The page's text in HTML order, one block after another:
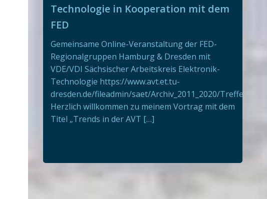
Technologie in Kooperation mit dem
FED
Gemeinsame Online-Veranstaltung der FED-
Regionalgruppen Hamburg & Dresden mit
VDE/VDI Sächsischer Arbeitskreis Elektronik-
Technologie https://www.avt.et.tu-
dresden.de/fileadmin/saet/Archiv_2011_2020/Treffen77/
Herzlich willkommen zu meinem Vortrag mit dem
Titel „Trends in der AVT […]